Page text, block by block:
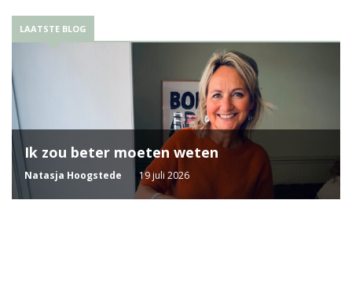
LAATSTE BLOG
Ik zou beter moeten weten
Natasja Hoogstede 19 juli 2026